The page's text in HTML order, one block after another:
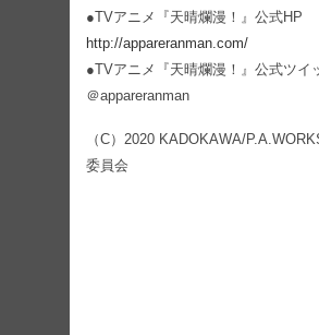
●TVアニメ『天晴爛漫！』公式HP
http://appareranman.com/
●TVアニメ『天晴爛漫！』公式ツイ
＠appareranman
（C）2020 KADOKAWA/
委員会